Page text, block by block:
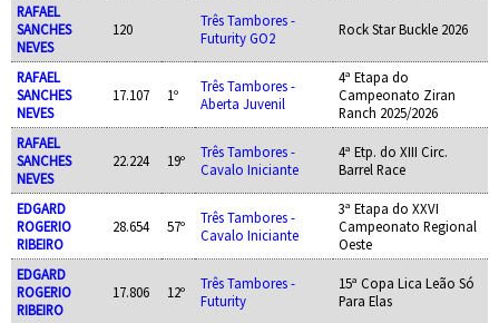
RAFAEL
SANCHES
NEVES
120
Três Tambores -
Futurity GO2
Rock Star Buckle 2026
RAFAEL
SANCHES
NEVES
17.107 1º
Três Tambores -
Aberta Juvenil
4ª Etapa do
Campeonato Ziran
Ranch 2025/2026
RAFAEL
SANCHES
NEVES
22.224 19º
Três Tambores -
Cavalo Iniciante
4ª Etp. do XIII Circ.
Barrel Race
EDGARD
ROGERIO
RIBEIRO
28.654 57º
Três Tambores -
Cavalo Iniciante
3ª Etapa do XXVI
Campeonato Regional
Oeste
EDGARD
ROGERIO
RIBEIRO
17.806 12º
Três Tambores -
Futurity
15ª Copa Lica Leão Só
Para Elas